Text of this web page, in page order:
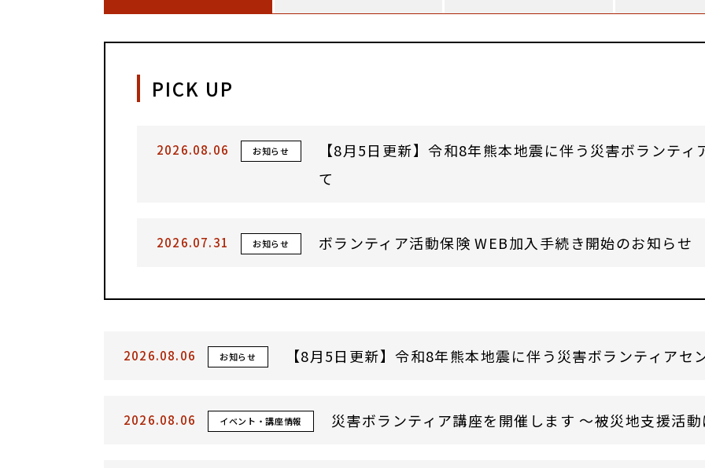
PICK UP
2026.08.06 お知らせ
【8月5日更新】令和8年熊本地震に伴う災害ボランテ
て
2026.07.31 お知らせ ボランティア活動保険 WEB加入手続き開始のお知らせ
2026.08.06 お知らせ 【8月5日更新】令和8年熊本地震に伴う災害ボランティアセ
2026.08.06 イベント・講座情報 災害ボランティア講座を開催します ～被災地支援活